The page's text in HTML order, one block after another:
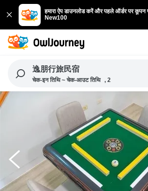
हमारा ऐप डाउनलोड करें और पहले ऑर्डर पर कूपन
New100
逸朋行旅民宿
चेक-इन तिथि ~ चेक-आउट तिथि , 2